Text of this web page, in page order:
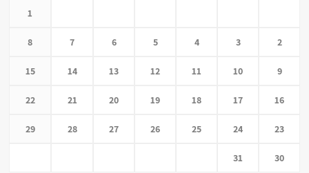
1
2
3
4
5
6
7
8
9
10
11
12
13
14
15
16
17
18
19
20
21
22
23
24
25
26
27
28
29
30
31